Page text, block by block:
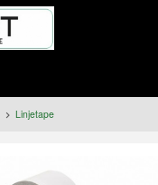
Linjetape